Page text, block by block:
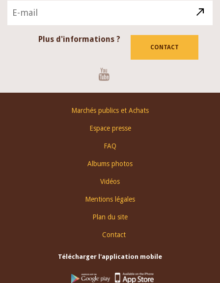
Plus d'informations ?
CONTACT
Marchés publics et Achats
Espace presse
FAQ
Albums photos
Vidéos
Mentions légales
Plan du site
Contact
Télécharger l'application mobile